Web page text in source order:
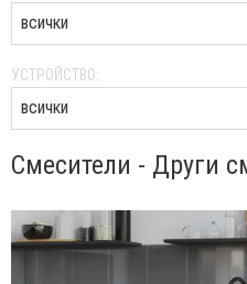
УСТРОЙСТВО:
Смесители - Други